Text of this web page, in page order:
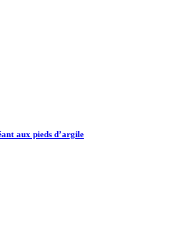
aux pieds d’argile